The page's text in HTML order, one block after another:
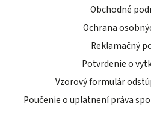
Obchodné
Ochrana
Reklamačný
Potvrdenie o
Vzorový formulár
Poučenie o uplatnení práva